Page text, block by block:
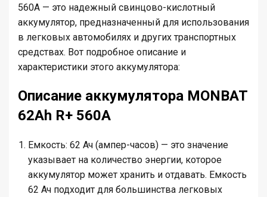
560A — это надежный свинцово-кислотный
аккумулятор, предназначенный для использования
в легковых автомобилях и других транспортных
средствах. Вот подробное описание и
характеристики этого аккумулятора:
Описание аккумулятора MONBAT
62Ah R+ 560A
Емкость: 62 Ач (ампер-часов) — это значение
указывает на количество энергии, которое
аккумулятор может хранить и отдавать. Емкость
62 Ач подходит для большинства легковых